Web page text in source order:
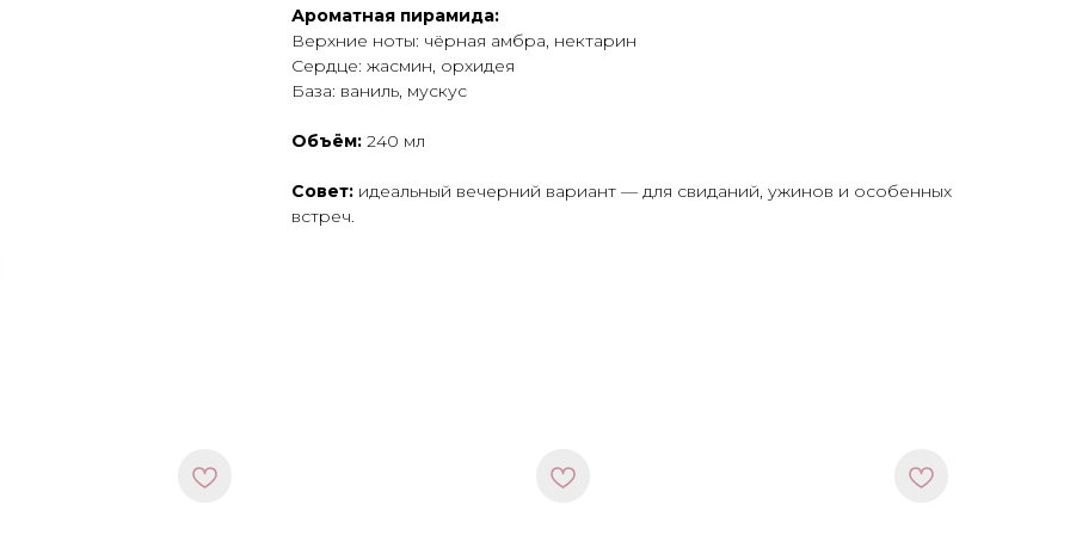
Ароматная пирамида:
Верхние ноты: чёрная амбра, нектарин
Сердце: жасмин, орхидея
База: ваниль, мускус
Объём: 240 мл
Совет: идеальный вечерний вариант — для свиданий, ужинов и особенных
встреч.